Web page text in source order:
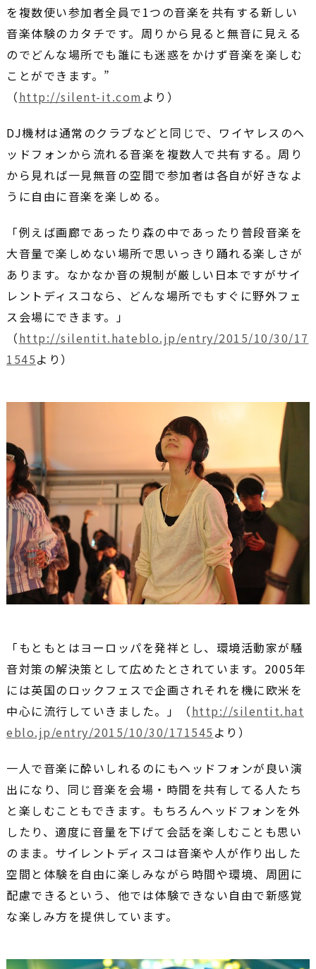
を複数使い参加者全員で1つの音楽を共有する新しい
音楽体験のカタチです。周りから見ると無音に見える
のでどんな場所でも誰にも迷惑をかけず音楽を楽しむ
ことができます。”
（http://silent-it.com より）
DJ機材は通常のクラブなどと同じで、ワイヤレスのヘ
ッドフォンから流れる音楽を複数人で共有する。周り
から見れば一見無音の空間で参加者は各自が好きなよ
うに自由に音楽を楽しめる。
「例えば画廊であったり森の中であったり普段音楽を
大音量で楽しめない場所で思いっきり踊れる楽しさが
あります。なかなか音の規制が厳しい日本ですがサイ
レントディスコなら、どんな場所でもすぐに野外フェ
ス会場にできます。」
（http://silentit.hateblo.jp/entry/2015/10/30/17
1545より）
「もともとはヨーロッパを発祥とし、環境活動家が騒
音対策の解決策として広めたとされています。2005年
には英国のロックフェスで企画されそれを機に欧米を
中心に流行していきました。」（http://silentit.hat
eblo.jp/entry/2015/10/30/171545 より）
一人で音楽に酔いしれるのにもヘッドフォンが良い演
出になり、同じ音楽を会場・時間を共有してる人たち
と楽しむこともできます。もちろんヘッドフォンを外
したり、適度に音量を下げて会話を楽しむことも思い
のまま。サイレントディスコは音楽や人が作り出した
空間と体験を自由に楽しみながら時間や環境、周囲に
配慮できるという、他では体験できない自由で新感覚
な楽しみ方を提供しています。